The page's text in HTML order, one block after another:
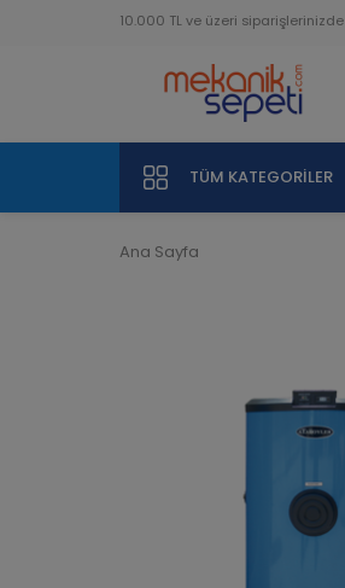
10.000 TL ve üzeri siparişlerinizde
TÜM KATEGORILER
Ana Sayfa